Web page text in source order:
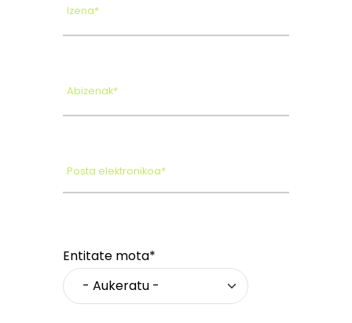
Izena*
Abizenak*
Posta elektronikoa*
Entitate mota*